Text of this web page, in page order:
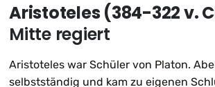
Aristoteles (384-322 v.
Mitte regiert
Aristoteles war Schüler von Platon.
selbstständig und kam zu eigenen